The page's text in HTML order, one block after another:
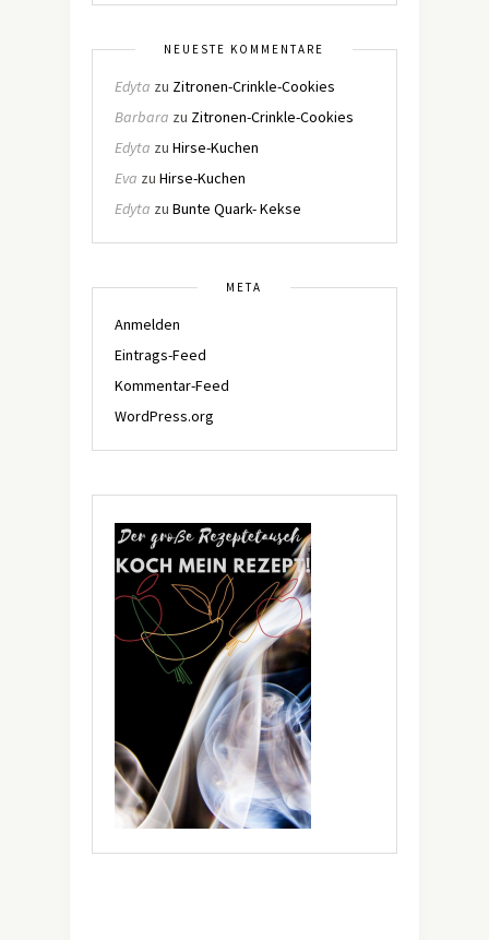
NEUESTE KOMMENTARE
Edyta zu Zitronen-Crinkle-Cookies
Barbara zu Zitronen-Crinkle-Cookies
Edyta zu Hirse-Kuchen
Eva zu Hirse-Kuchen
Edyta zu Bunte Quark- Kekse
META
Anmelden
Eintrags-Feed
Kommentar-Feed
WordPress.org